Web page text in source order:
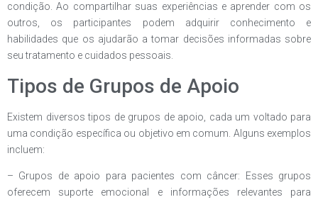
condição. Ao compartilhar suas experiências e aprender com os
outros, os participantes podem adquirir conhecimento e
habilidades que os ajudarão a tomar decisões informadas sobre
seu tratamento e cuidados pessoais.
Tipos de Grupos de Apoio
Existem diversos tipos de grupos de apoio, cada um voltado para
uma condição específica ou objetivo em comum. Alguns exemplos
incluem:
– Grupos de apoio para pacientes com câncer: Esses grupos
oferecem suporte emocional e informações relevantes para